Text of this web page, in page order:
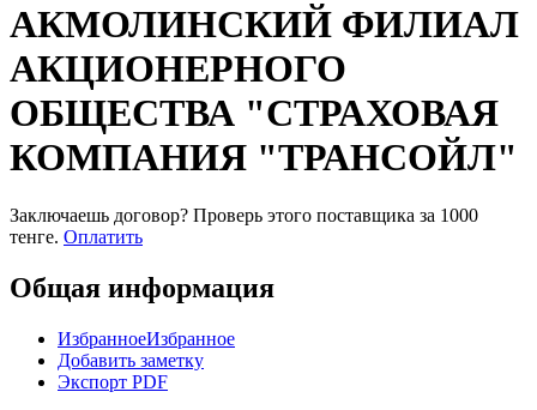
АКМОЛИНСКИЙ ФИЛИАЛ
АКЦИОНЕРНОГО
ОБЩЕСТВА "СТРАХОВАЯ
КОМПАНИЯ "ТРАНСОЙЛ"
Заключаешь договор? Проверь этого поставщика за 1000
тенге. Оплатить
Общая информация
ИзбранноеИзбранное
Добавить заметку
Экспорт PDF